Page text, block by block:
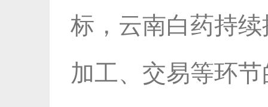
标，云南白药持
加工、交易等环